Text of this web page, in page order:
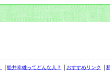
舩井幸雄ってどんな人？ おすすめリンク